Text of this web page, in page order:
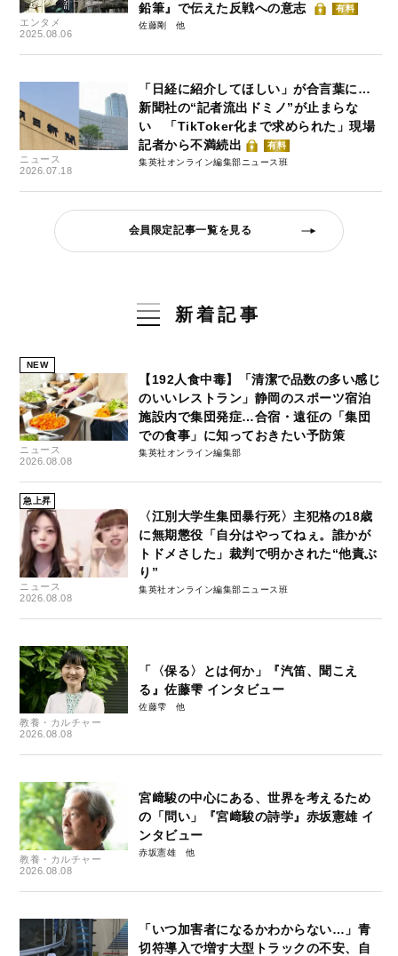
エンタメ
2025.08.06
鉛筆』で伝えた反戦への意志
有料
佐藤剛
ニュース
2026.07.18
「日経に紹介してほしい」が合言葉に…
新聞社の“記者流出ドミノ”が止まらな
い 「TikToker化まで求められた」現場
記者から不満続出
有料
集英社オンライン編集部ニュース班
会員限定記事一覧を見る
新着記事
NEW
ニュース
2026.08.08
【192人食中毒】「清潔で品数の多い感じ
のいいレストラン」静岡のスポーツ宿泊
施設内で集団発症…合宿・遠征の「集団
での食事」に知っておきたい予防策
集英社オンライン編集部
急上昇
ニュース
2026.08.08
〈江別大学生集団暴行死〉主犯格の18歳
に無期懲役「自分はやってねぇ。誰かが
トドメさした」裁判で明かされた“他責ぶ
り”
集英社オンライン編集部ニュース班
教養・カルチャー
2026.08.08
「〈保る〉とは何か」『汽笛、聞こえ
る』佐藤雫 インタビュー
佐藤雫
教養・カルチャー
2026.08.08
宮﨑駿の中心にある、世界を考えるため
の「問い」『宮﨑駿の詩学』赤坂憲雄 イ
ンタビュー
赤坂憲雄
「いつ加害者になるかわからない…」青
切符導入で増す大型トラックの不安、自